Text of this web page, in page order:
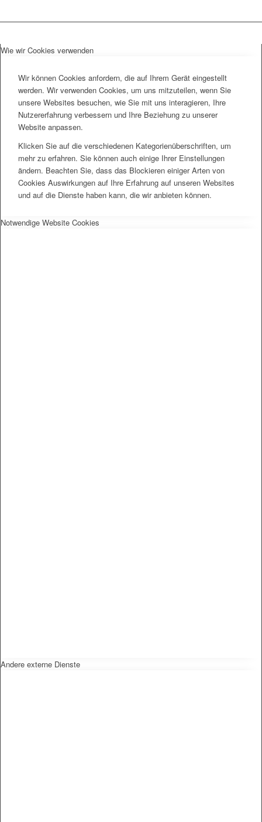
Wie wir Cookies verwenden
Wir können Cookies anfordern, die auf Ihrem Gerät eingestellt
werden. Wir verwenden Cookies, um uns mitzuteilen, wenn Sie
unsere Websites besuchen, wie Sie mit uns interagieren, Ihre
Nutzererfahrung verbessern und Ihre Beziehung zu unserer
Website anpassen.
Klicken Sie auf die verschiedenen Kategorienüberschriften, um
mehr zu erfahren. Sie können auch einige Ihrer Einstellungen
ändern. Beachten Sie, dass das Blockieren einiger Arten von
Cookies Auswirkungen auf Ihre Erfahrung auf unseren Websites
und auf die Dienste haben kann, die wir anbieten können.
Notwendige Website Cookies
Andere externe Dienste